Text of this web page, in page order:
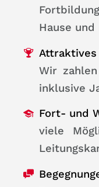
Hause
Attraktives
Wir
inklusive
Fort- und
viele